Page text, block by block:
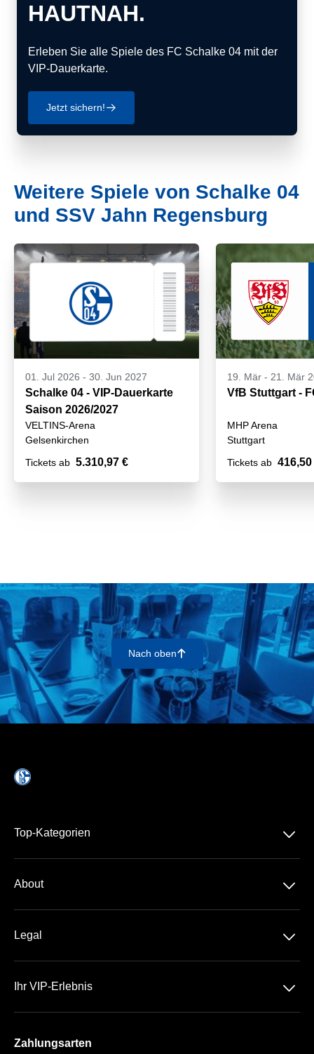
HAUTNAH.
Erleben Sie alle Spiele des FC Schalke 04 mit der
VIP-Dauerkarte.
Jetzt sichern!􀄫
Weitere Spiele von Schalke 04
und SSV Jahn Regensburg
01. Jul 2026 - 30. Jun 2027
Schalke 04 - VIP-Dauerkarte
Saison 2026/2027
VELTINS-Arena
Gelsenkirchen
Tickets ab 5.310,97 €
19. Mär - 21. Mär
VfB Stuttgart -
MHP Arena
Stuttgart
Tickets ab 416,50
Nach oben􀄨
Top-Kategorien 􀆈
Business Kreisel
About 􀆈
Team
Legal 􀆈
Ihr VIP-Erlebnis 􀆈
Zahlungsarten